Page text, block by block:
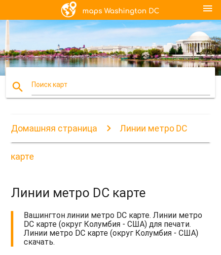
menu
search Поиск карт
Домашняя страница Линии метро DC
карте
Линии метро DC карте
Вашингтон линии метро DC карте. Линии метро
DC карте (округ Колумбия - США) для печати.
Линии метро DC карте (округ Колумбия - США)
скачать.